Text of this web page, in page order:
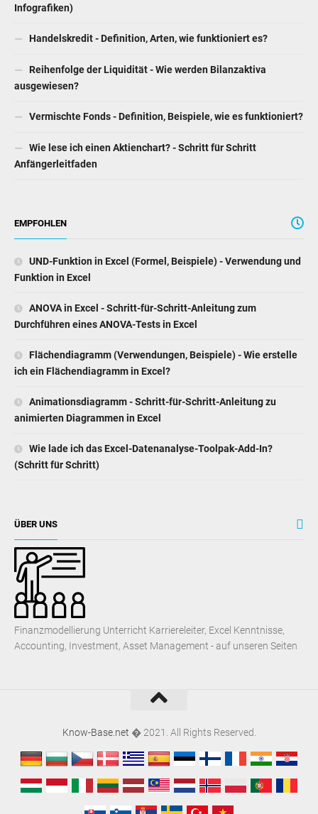
Infografiken)
Handelskredit - Definition, Arten, wie funktioniert es?
Reihenfolge der Liquidität - Wie werden Bilanzaktiva
ausgewiesen?
Vermischte Fonds - Definition, Beispiele, wie es funktioniert?
Wie lese ich einen Aktienchart? - Schritt für Schritt
Anfängerleitfaden
EMPFOHLEN
UND-Funktion in Excel (Formel, Beispiele) - Verwendung und
Funktion in Excel
ANOVA in Excel - Schritt-für-Schritt-Anleitung zum
Durchführen eines ANOVA-Tests in Excel
Flächendiagramm (Verwendungen, Beispiele) - Wie erstelle
ich ein Flächendiagramm in Excel?
Animationsdiagramm - Schritt-für-Schritt-Anleitung zu
animierten Diagrammen in Excel
Wie lade ich das Excel-Datenanalyse-Toolpak-Add-In?
(Schritt für Schritt)
ÜBER UNS
Finanzmodellierung Unterricht Karriereleiter, Excel Kenntnisse,
Accounting, Investment, Asset Management - auf unseren Seiten
Know-Base.net � 2021. All Rights Reserved.